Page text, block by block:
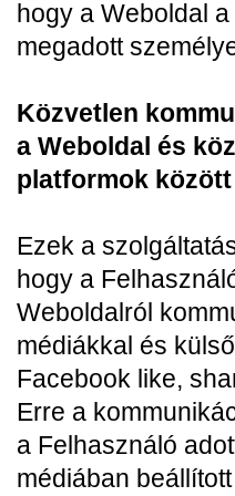
hogy a Weboldal
megadott
Közvetlen
a Weboldal és
platformok között
Ezek a
hogy a
Weboldalról
médiákkal és
Facebook like,
Erre a
a Felhasználó
médiában